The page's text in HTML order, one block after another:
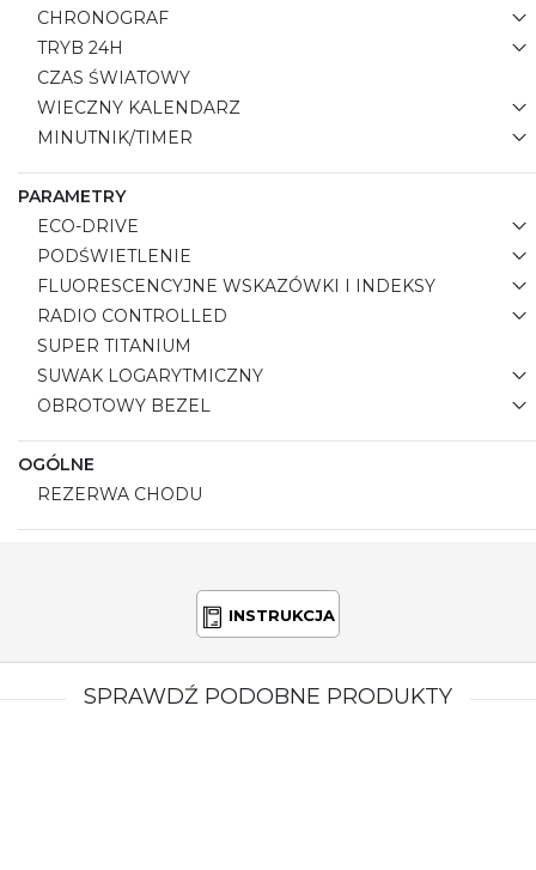
CHRONOGRAF
TRYB 24H
CZAS ŚWIATOWY
WIECZNY KALENDARZ
MINUTNIK/TIMER
PARAMETRY
ECO-DRIVE
PODŚWIETLENIE
FLUORESCENCYJNE WSKAZÓWKI I INDEKSY
RADIO CONTROLLED
SUPER TITANIUM
SUWAK LOGARYTMICZNY
OBROTOWY BEZEL
OGÓLNE
REZERWA CHODU
INSTRUKCJA
SPRAWDŹ PODOBNE PRODUKTY